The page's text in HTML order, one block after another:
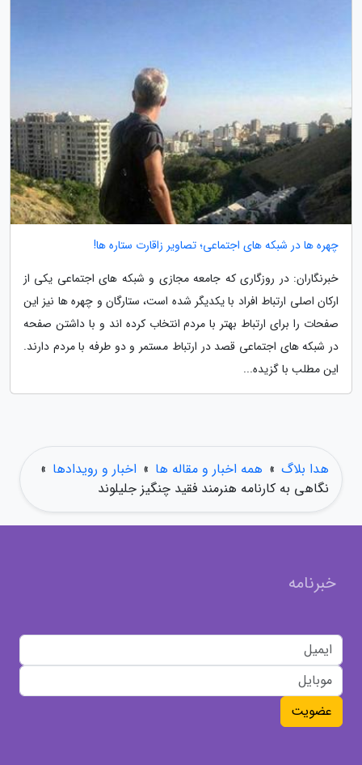
چهره ها در شبکه های اجتماعی؛ تصاویر زاقارت ستاره ها!
خبرنگاران: در روزگاری که جامعه مجازی و شبکه های اجتماعی یکی از
ارکان اصلی ارتباط افراد با یکدیگر شده است، ستارگان و چهره ها نیز این
صفحات را برای ارتباط بهتر با مردم انتخاب کرده اند و با داشتن صفحه
در شبکه های اجتماعی قصد در ارتباط مستمر و دو طرفه با مردم دارند.
این مطلب با گزیده...
هدا بلاگ » همه اخبار و مقاله ها » اخبار و رویدادها »
نگاهی به کارنامه هنرمند فقید چنگیز جلیلوند
خبرنامه
عضویت